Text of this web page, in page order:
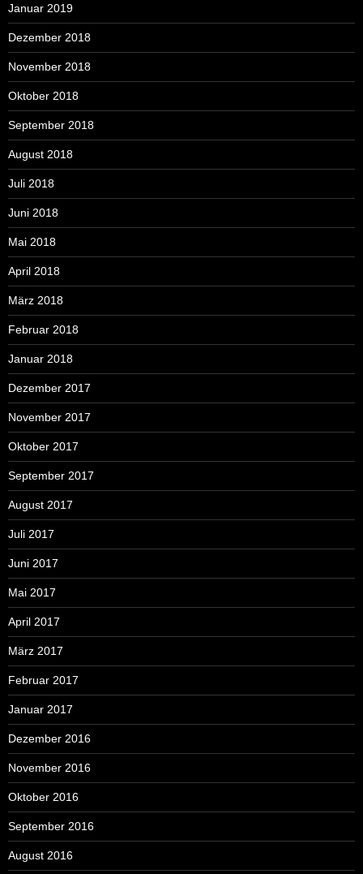
Januar 2019
Dezember 2018
November 2018
Oktober 2018
September 2018
August 2018
Juli 2018
Juni 2018
Mai 2018
April 2018
März 2018
Februar 2018
Januar 2018
Dezember 2017
November 2017
Oktober 2017
September 2017
August 2017
Juli 2017
Juni 2017
Mai 2017
April 2017
März 2017
Februar 2017
Januar 2017
Dezember 2016
November 2016
Oktober 2016
September 2016
August 2016